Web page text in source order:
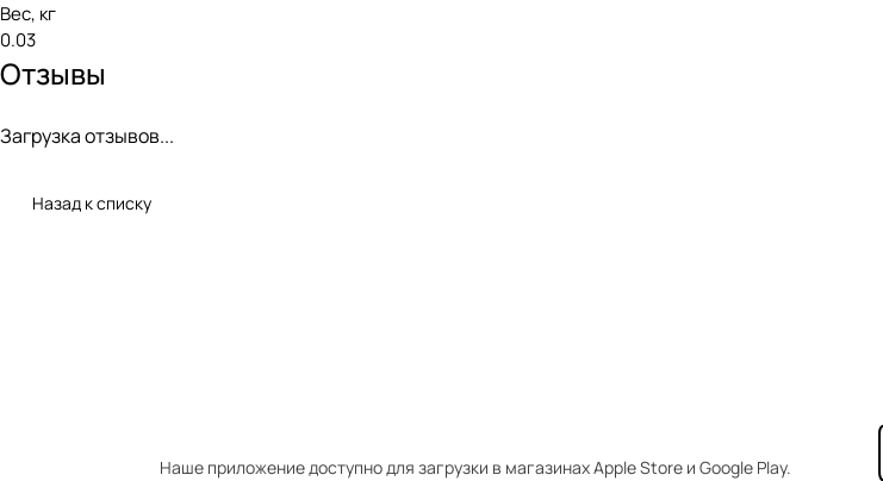
Вес, кг
0.03
Отзывы
Загрузка отзывов...
Назад к списку
Наше приложение доступно для загрузки в магазинах Apple Store и Google Play.